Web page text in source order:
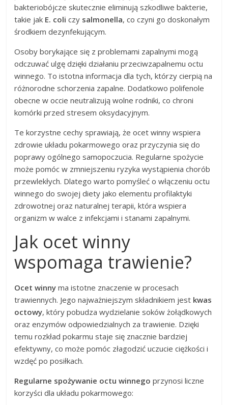
bakteriobójcze skutecznie eliminują szkodliwe bakterie,
takie jak E. coli czy salmonella, co czyni go doskonałym
środkiem dezynfekującym.
Osoby borykające się z problemami zapalnymi mogą
odczuwać ulgę dzięki działaniu przeciwzapalnemu octu
winnego. To istotna informacja dla tych, którzy cierpią na
różnorodne schorzenia zapalne. Dodatkowo polifenole
obecne w occie neutralizują wolne rodniki, co chroni
komórki przed stresem oksydacyjnym.
Te korzystne cechy sprawiają, że ocet winny wspiera
zdrowie układu pokarmowego oraz przyczynia się do
poprawy ogólnego samopoczucia. Regularne spożycie
może pomóc w zmniejszeniu ryzyka wystąpienia chorób
przewlekłych. Dlatego warto pomyśleć o włączeniu octu
winnego do swojej diety jako elementu profilaktyki
zdrowotnej oraz naturalnej terapii, która wspiera
organizm w walce z infekcjami i stanami zapalnymi.
Jak ocet winny
wspomaga trawienie?
Ocet winny ma istotne znaczenie w procesach
trawiennych. Jego najważniejszym składnikiem jest kwas
octowy, który pobudza wydzielanie soków żołądkowych
oraz enzymów odpowiedzialnych za trawienie. Dzięki
temu rozkład pokarmu staje się znacznie bardziej
efektywny, co może pomóc złagodzić uczucie ciężkości i
wzdęć po posiłkach.
Regularne spożywanie octu winnego przynosi liczne
korzyści dla układu pokarmowego: